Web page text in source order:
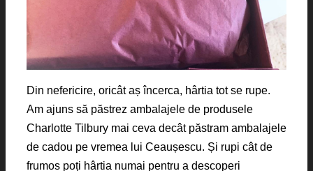
Din nefericire, oricât aș încerca, hârtia tot se rupe.
Am ajuns să păstrez ambalajele de produsele
Charlotte Tilbury mai ceva decât păstram ambalajele
de cadou pe vremea lui Ceaușescu. Și rupi cât de
frumos poți hârtia numai pentru a descoperi